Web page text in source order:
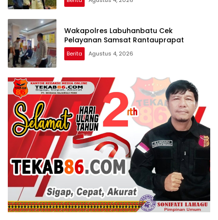
Wakapolres Labuhanbatu Cek
Pelayanan Samsat Rantauprapat
Berita Agustus 4, 2026